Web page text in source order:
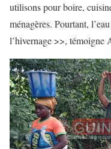
utilisons pour boire,
ménagères. Pourtant,
l’hivernage >>, témoigne